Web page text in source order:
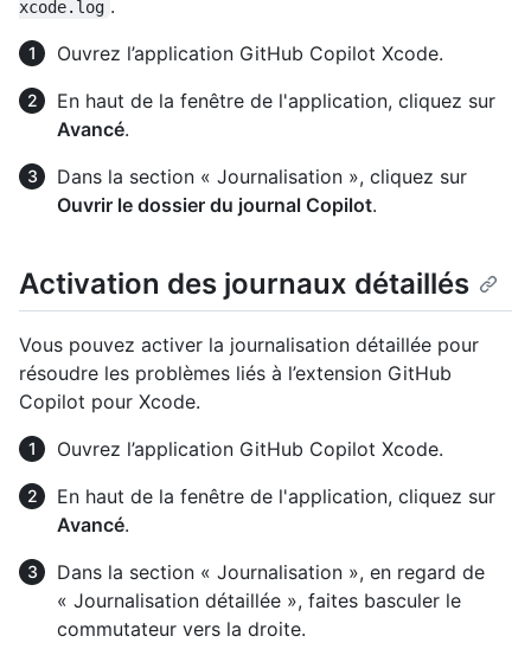
xcode.log .
Ouvrez l’application GitHub Copilot Xcode.
En haut de la fenêtre de l'application, cliquez sur
Avancé.
Dans la section « Journalisation », cliquez sur
Ouvrir le dossier du journal Copilot.
Activation des journaux détaillés
Vous pouvez activer la journalisation détaillée pour
résoudre les problèmes liés à l’extension GitHub
Copilot pour Xcode.
Ouvrez l’application GitHub Copilot Xcode.
En haut de la fenêtre de l'application, cliquez sur
Avancé.
Dans la section « Journalisation », en regard de
« Journalisation détaillée », faites basculer le
commutateur vers la droite.